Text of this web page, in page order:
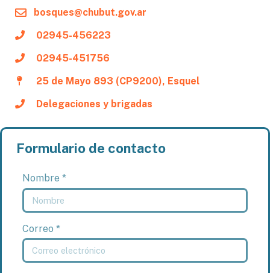
bosques@chubut.gov.ar
02945-456223
02945-451756
25 de Mayo 893 (CP9200), Esquel
Delegaciones y brigadas
Formulario de contacto
Nombre *
Correo *